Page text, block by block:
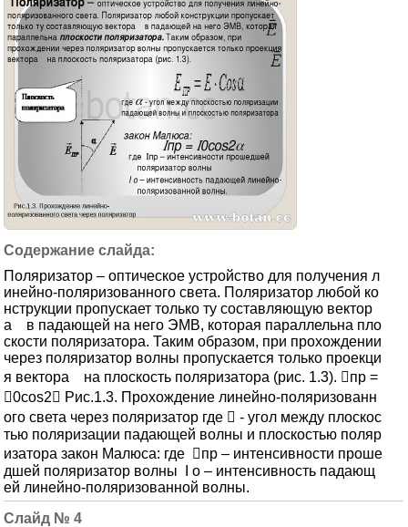
Поляризатор – оптическое устройство для получения л
инейно-поляризованного света. Поляризатор любой ко
нструкции пропускает только ту составляющую вектор
а в падающей на него ЭМВ, которая параллельна пло
скости поляризатора. Таким образом, при прохождении
через поляризатор волны пропускается только проекци
я вектора на плоскость поляризатора (рис. 1.3). пр =
0cos2 Рис.1.3. Прохождение линейно-поляризованн
ого света через поляризатор где  - угол между плоскос
тью поляризации падающей волны и плоскостью поляр
изатора закон Малюса: где пр – интенсивности проше
дшей поляризатор волны I о – интенсивность падающ
ей линейно-поляризованной волны.
4